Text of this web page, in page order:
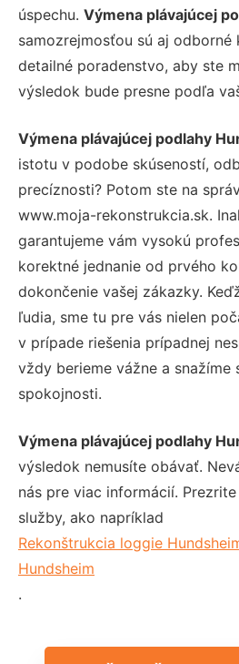
úspechu. Výmena plávajúcej
samozrejmosťou sú aj odborné
detailné poradenstvo, aby ste
výsledok bude presne podľa
Výmena plávajúcej podlahy
istotu v podobe skúseností,
precíznosti? Potom ste na
www.moja-rekonstrukcia.sk.
garantujeme vám vysokú
korektné jednanie od prvého
dokončenie vašej zákazky.
ľudia, sme tu pre vás nielen
v prípade riešenia prípadnej
vždy berieme vážne a snažíme
spokojnosti.
Výmena plávajúcej podlahy
výsledok nemusíte obávať.
nás pre viac informácií.
služby, ako napríklad
Rekonštrukcia loggie
Hundsheim
.